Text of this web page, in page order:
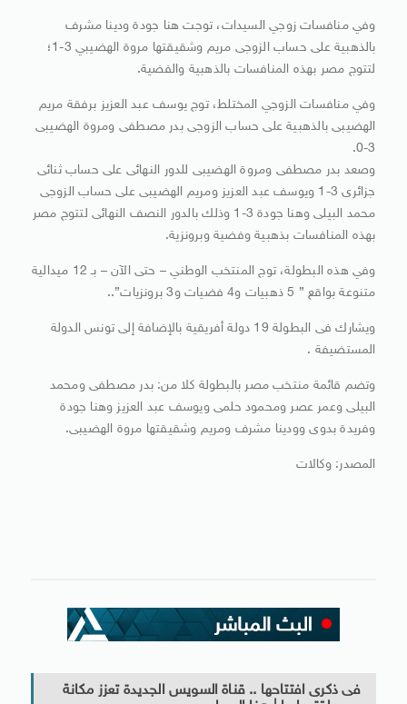
وفي منافسات زوجي السيدات، توجت هنا جودة ودينا مشرف
بالذهبية على حساب الزوجى مريم وشقيقتها مروة الهضيبي 3-1؛
لتتوج مصر بهذه المنافسات بالذهبية والفضية.
وفي منافسات الزوجي المختلط، توج يوسف عبد العزيز برفقة مريم
الهضيبى بالذهبية على حساب الزوجى بدر مصطفى ومروة الهضيبى
3-0.
وصعد بدر مصطفى ومروة الهضيبى للدور النهائى على حساب ثنائى
جزائرى 3-1 ويوسف عبد العزيز ومريم الهضيبى على حساب الزوجى
محمد البيلى وهنا جودة 3-1 وذلك بالدور النصف النهائى لتتوج مصر
بهذه المنافسات بذهبية وفضية وبرونزية.
وفي هذه البطولة، توج المنتخب الوطني – حتى الآن – بـ 12 ميدالية
متنوعة بواقع ” 5 ذهبيات و4 فضيات و3 برونزيات”..
ويشارك فى البطولة 19 دولة أفريقية بالإضافة إلى تونس الدولة
المستضيفة .
وتضم قائمة منتخب مصر بالبطولة كلا من: بدر مصطفى ومحمد
البيلى وعمر عصر ومحمود حلمى ويوسف عبد العزيز وهنا جودة
وفريدة بدوى وودينا مشرف ومريم وشقيقتها مروة الهضيبى.
المصدر: وكالات
فى ذكرى افتتاحها .. قناة السويس الجديدة تعزز مكانة